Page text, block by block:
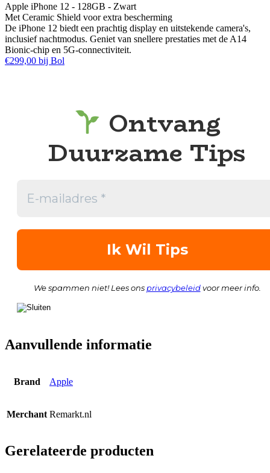
Apple iPhone 12 - 128GB - Zwart
Met Ceramic Shield voor extra bescherming
De iPhone 12 biedt een prachtig display en uitstekende camera's,
inclusief nachtmodus. Geniet van snellere prestaties met de A14
Bionic-chip en 5G-connectiviteit.
€299,00 bij Bol
Ontvang
Duurzame Tips
We spammen niet! Lees ons privacybeleidvoor meer info.
Aanvullende informatie
Brand Apple
Merchant Remarkt.nl
Gerelateerde producten